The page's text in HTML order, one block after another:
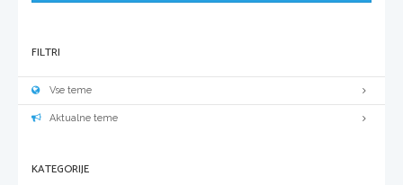
FILTRI
Vse teme
Aktualne teme
KATEGORIJE